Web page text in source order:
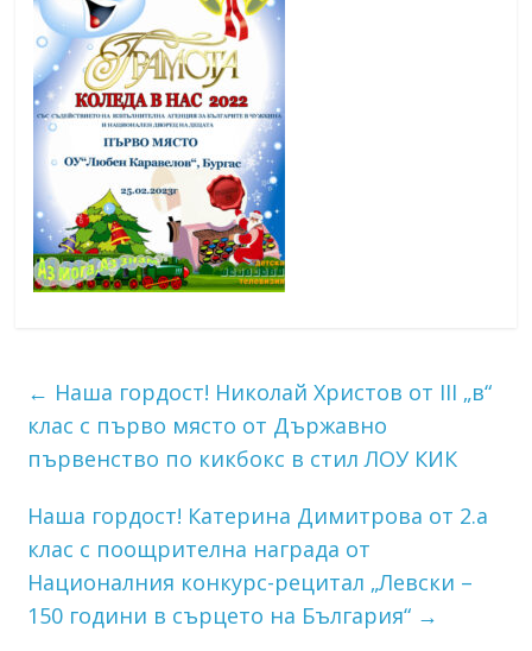
← Наша гордост! Николай Христов от III „в“
клас с първо място от Държавно
първенство по кикбокс в стил ЛОУ КИК
Наша гордост! Катерина Димитрова от 2.а
клас с поощрителна награда от
Националния конкурс-рецитал „Левски –
150 години в сърцето на България“ →